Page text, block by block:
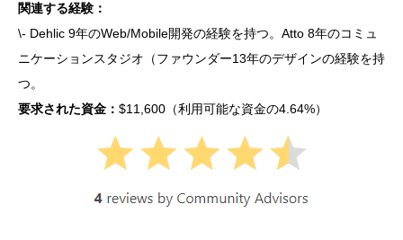
関連する経験：
\- Dehlic 9年のWeb/Mobile開発の経験を持つ。Atto 8年のコミュ
ニケーションスタジオ（ファウンダー13年のデザインの経験を持
つ。
要求された資金： $11,600（利用可能な資金の4.64%）